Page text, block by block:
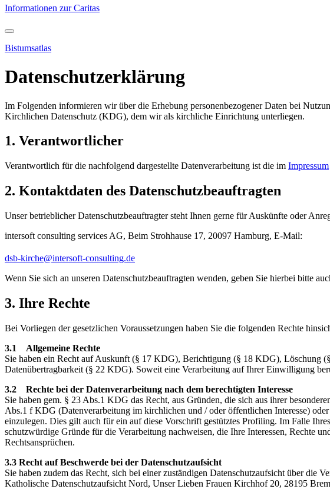
Informationen zur Caritas
Bistumsatlas
Datenschutzerklärung
Im Folgenden informieren wir über die Erhebung personenbezogener Daten bei
Kirchlichen Datenschutz (KDG), dem wir als kirchliche Einrichtung unterliegen.
1. Verantwortlicher
Verantwortlich für die nachfolgend dargestellte Datenverarbeitung ist die im Impressum
2. Kontaktdaten des Datenschutzbeauftragten
Unser betrieblicher Datenschutzbeauftragter steht Ihnen gerne für Auskünfte oder
intersoft consulting services AG, Beim Strohhause 17, 20097 Hamburg, E-Mail:
dsb-kirche (at)
intersoft-consulting.de
Wenn Sie sich an unseren Datenschutzbeauftragten wenden, geben Sie hierbei bitte
3. Ihre Rechte
Bei Vorliegen der gesetzlichen Voraussetzungen haben Sie die folgenden Rechte
3.1 Allgemeine Rechte
Sie haben ein Recht auf Auskunft (§ 17 KDG), Berichtigung (§ 18 KDG), Löschung
Datenübertragbarkeit (§ 22 KDG). Soweit eine Verarbeitung auf Ihrer Einwilligung
3.2 Rechte bei der Datenverarbeitung nach dem berechtigten Interesse
Sie haben gem. § 23 Abs.1 KDG das Recht, aus Gründen, die sich aus ihrer
Abs.1 f KDG (Datenverarbeitung im kirchlichen und / oder öffentlichen Interesse)
einzulegen. Dies gilt auch für ein auf diese Vorschrift gestütztes Profiling. Im Falle
schutzwürdige Gründe für die Verarbeitung nachweisen, die Ihre Interessen, Rechte
Rechtsansprüchen.
3.3 Recht auf Beschwerde bei der Datenschutzaufsicht
Sie haben zudem das Recht, sich bei einer zuständigen Datenschutzaufsicht über die
Katholische Datenschutzaufsicht Nord, Unser Lieben Frauen Kirchhof 20, 28195